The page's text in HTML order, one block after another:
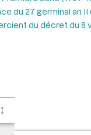
du 27 germinal an II
du décret du